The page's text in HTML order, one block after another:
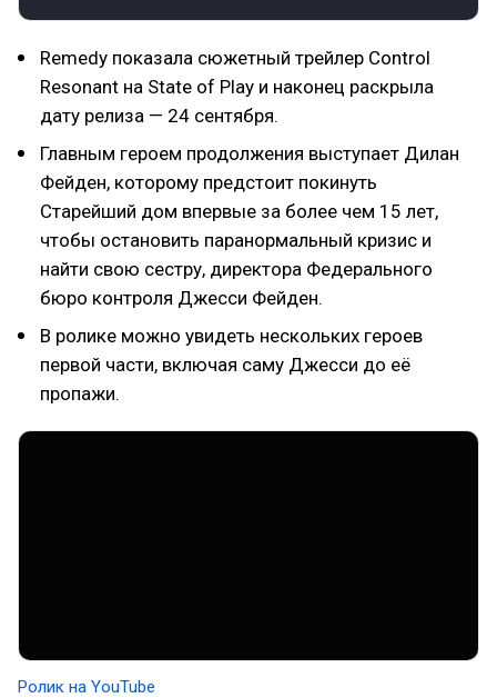
Remedy показала сюжетный трейлер Control
Resonant на State of Play и наконец раскрыла
дату релиза — 24 сентября.
Главным героем продолжения выступает Дилан
Фейден, которому предстоит покинуть
Старейший дом впервые за более чем 15 лет,
чтобы остановить паранормальный кризис и
найти свою сестру, директора Федерального
бюро контроля Джесси Фейден.
В ролике можно увидеть нескольких героев
первой части, включая саму Джесси до её
пропажи.
Ролик на YouTube